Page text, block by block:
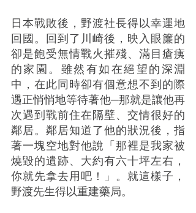
日本戰敗後，野渡社長得以幸運地
回國。回到了川崎後，映入眼簾的
卻是飽受無情戰火摧殘、滿目瘡痍
的家園。雖然有如在絕望的深淵
中，在此同時卻有個意想不到的際
遇正悄悄地等待著他─那就是讓他再
次遇到戰前住在隔壁、交情很好的
鄰居。鄰居知道了他的狀況後，指
著一塊空地對他說「那裡是我家被
燒毀的遺跡、大約有六十坪左右，
你就先拿去用吧！」。就這樣子，
野渡先生得以重建藥局。